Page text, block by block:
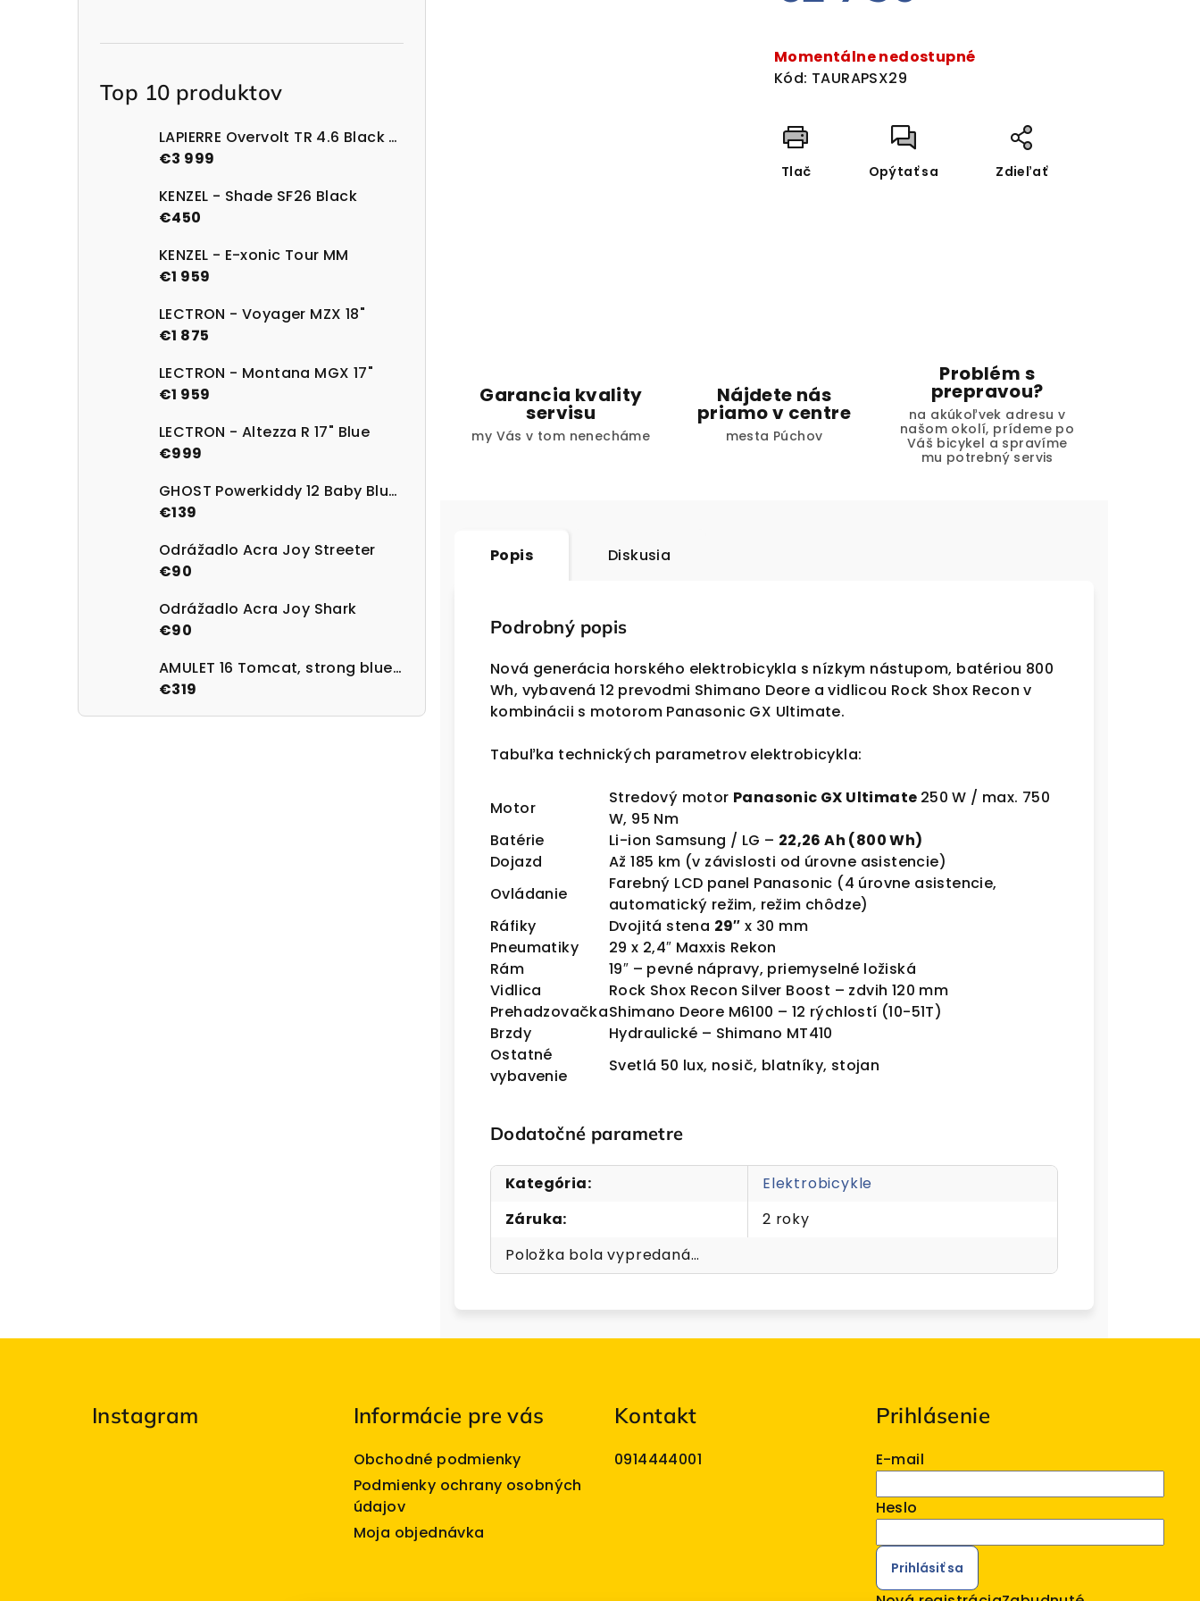
Top 10 produktov
LAPIERRE Overvolt TR 4.6 Black Glossy
€3 999
KENZEL - Shade SF26 Black
€450
KENZEL - E-xonic Tour MM
€1 959
LECTRON - Voyager MZX 18"
€1 875
LECTRON - Montana MGX 17"
€1 959
LECTRON - Altezza R 17" Blue
€999
GHOST Powerkiddy 12 Baby Blue/Magenta Gloss
€139
Odrážadlo Acra Joy Streeter
€90
Odrážadlo Acra Joy Shark
€90
AMULET 16 Tomcat, strong blue/silver
€319
cena:
Momentálne nedostupné
Kód: TAURAPSX29
Tlač Opýtať sa Zdieľať
Garancia kvality
servisu
my Vás v tom nenecháme
Nájdete nás
priamo v centre
mesta Púchov
Problém s
prepravou?
na akúkoľvek adresu v
našom okolí, prídeme po
Váš bicykel a spravíme
mu potrebný servis
Popis Diskusia
Podrobný popis
Nová generácia horského elektrobicykla s nízkym nástupom, batériou 800
Wh, vybavená 12 prevodmi Shimano Deore a vidlicou Rock Shox Recon v
kombinácii s motorom Panasonic GX Ultimate.
Tabuľka technických parametrov elektrobicykla:
Motor
Stredový motor Panasonic GX Ultimate 250 W / max. 750
W, 95 Nm
Batérie
Li-ion Samsung / LG – 22,26 Ah (800 Wh)
Dojazd
Až 185 km (v závislosti od úrovne asistencie)
Ovládanie
Farebný LCD panel Panasonic (4 úrovne asistencie,
automatický režim, režim chôdze)
Ráfiky
Dvojitá stena 29″ x 30 mm
Pneumatiky
29 x 2,4″ Maxxis Rekon
Rám
19″ – pevné nápravy, priemyselné ložiská
Vidlica
Rock Shox Recon Silver Boost – zdvih 120 mm
PrehadzovačkaShimano Deore M6100 – 12 rýchlostí (10-51T)
Brzdy
Hydraulické – Shimano MT410
Ostatné
vybavenie
Svetlá 50 lux, nosič, blatníky, stojan
Dodatočné parametre
Kategória:
Elektrobicykle
Záruka:
2 roky
Položka bola vypredaná…
Instagram Informácie pre vás
Obchodné podmienky
Podmienky ochrany osobných
údajov
Moja objednávka
Kontakt
0914444001
Prihlásenie
E-mail
Heslo
Prihlásiť sa